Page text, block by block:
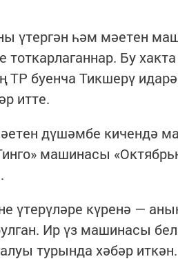
үтергән һәм мәетен
Бу
буенча Тикшерү
итте.
дүшәмбе кичендә
машинасы
үтерүләре күренә —
Ир үз машинасы
турында хәбәр иткән.